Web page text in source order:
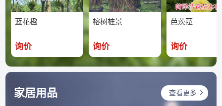
蓝花楹
询价
榕树桩景
询价
芭茨菈
询价
家居用品 查看更多